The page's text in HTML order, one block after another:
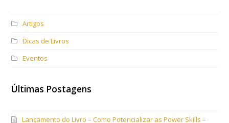
Artigos
Dicas de Livros
Eventos
Últimas Postagens
Lançamento do Livro – Como Potencializar as Power Skills –